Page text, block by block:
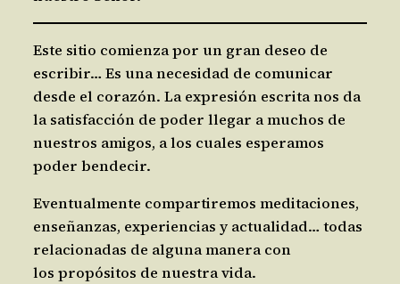
Este sitio comienza por un gran deseo de
escribir… Es una necesidad de comunicar
desde el corazón. La expresión escrita nos da
la satisfacción de poder llegar a muchos de
nuestros amigos, a los cuales esperamos
poder bendecir.
Eventualmente compartiremos meditaciones,
enseñanzas, experiencias y actualidad… todas
relacionadas de alguna manera con
los propósitos de nuestra vida.